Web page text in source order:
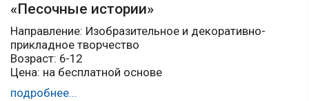
«Песочные истории»
Направление: Изобразительное и декоративно-
прикладное творчество
Возраст: 6-12
Цена: на бесплатной основе
подробнее...